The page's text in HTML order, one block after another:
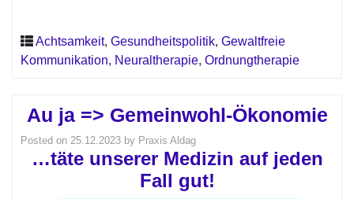
Achtsamkeit, Gesundheitspolitik, Gewaltfreie
Kommunikation, Neuraltherapie, Ordnungtherapie
Au ja => Gemeinwohl-Ökonomie
Posted on 25.12.2023 by Praxis Aldag
…täte unserer Medizin auf jeden
Fall gut!